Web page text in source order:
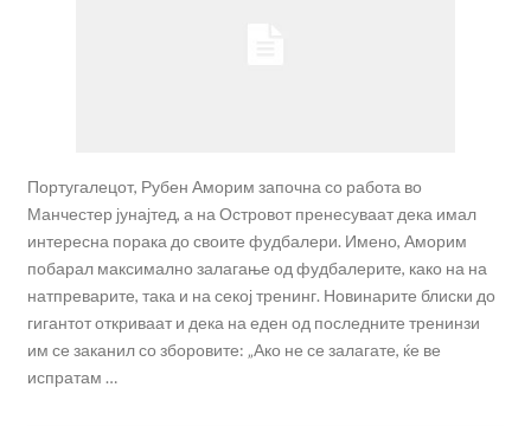
Португалецот, Рубен Аморим започна со работа во
Манчестер јунајтед, а на Островот пренесуваат дека имал
интересна порака до своите фудбалери. Имено, Аморим
побарал максимално залагање од фудбалерите, како на на
натпреварите, така и на секој тренинг. Новинарите блиски до
гигантот откриваат и дека на еден од последните тренинзи
им се заканил со зборовите: „Ако не се залагате, ќе ве
испратам …